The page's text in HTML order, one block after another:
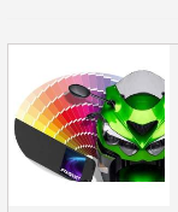
Partagez
Gagnez